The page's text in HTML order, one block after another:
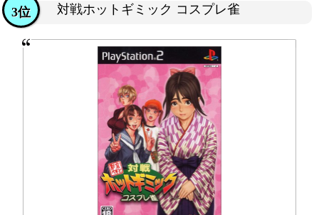
対戦ホットギミック コスプレ雀
3位